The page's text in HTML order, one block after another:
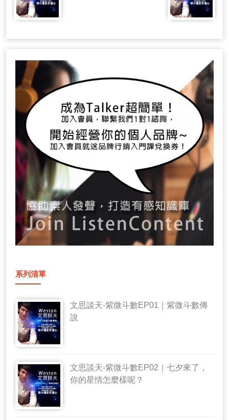
系列清單
文思談天-紫微斗數EP01｜紫微斗數傳
說
文思談天-紫微斗數EP02｜七夕來了，
你的星情怎麼樣呢？